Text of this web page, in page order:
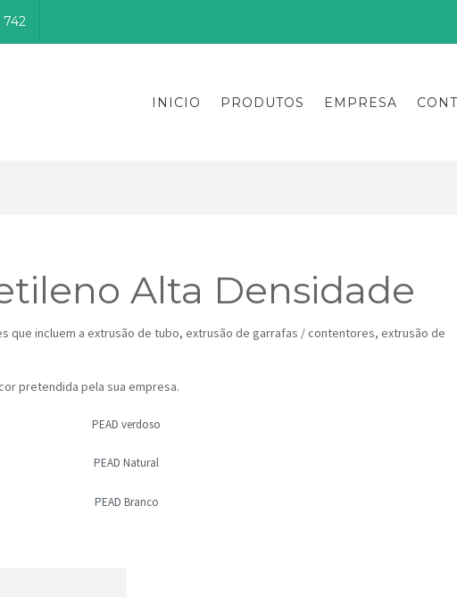
236 621 742
INICIO PRODUTOS EMPRESA
Alta Densidade
que incluem a extrusão de tubo, extrusão de garrafas / contentores, extrusão de
pretendida pela sua empresa.
PEAD verdoso
PEAD Natural
PEAD Branco